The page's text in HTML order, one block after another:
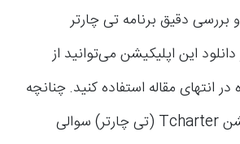
بررسی دقیق برنامه تی چارتر
دانلود این اپلیکیشن می‌توانید از
انتهای مقاله استفاده کنید. چنانچه
در رابطه با اپلیکیشن Tcharter (تی چارتر) سوالی